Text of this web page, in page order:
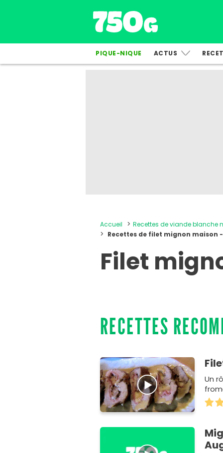
PIQUE-NIQUE ACTUS
Accueil Recettes de viande blanche
Recettes de filet mignon maison
Filet
RECETTES
Un